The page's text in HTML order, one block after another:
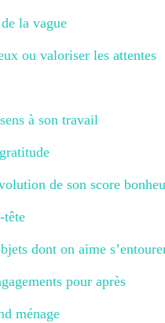
la vague
ou valoriser les attentes
à son travail
de son score
tête
dont on aime
pour après
ménage